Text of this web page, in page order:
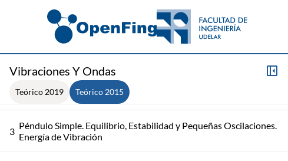
Vibraciones Y Ondas
Teórico 2019 Teórico 2015
Notación Compleja y Osciladores Físicos Simples
3 Péndulo Simple. Equilibrio, Estabilidad y Pequeñas Oscilaciones.
Energía de Vibración